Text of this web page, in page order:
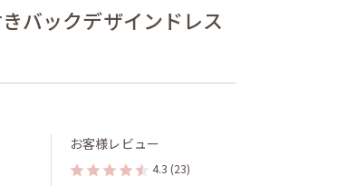
バックデザインドレス
お客様レビュー
4.3 (23)